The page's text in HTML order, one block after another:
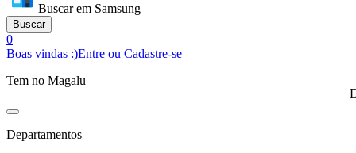
Buscar em Samsung
Buscar
0
Boas vindas :)Entre ou Cadastre-se
Tem no Magalu
Departamentos